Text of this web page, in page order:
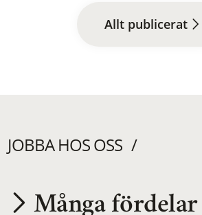
Allt publicerat
JOBBA HOS OSS
Många